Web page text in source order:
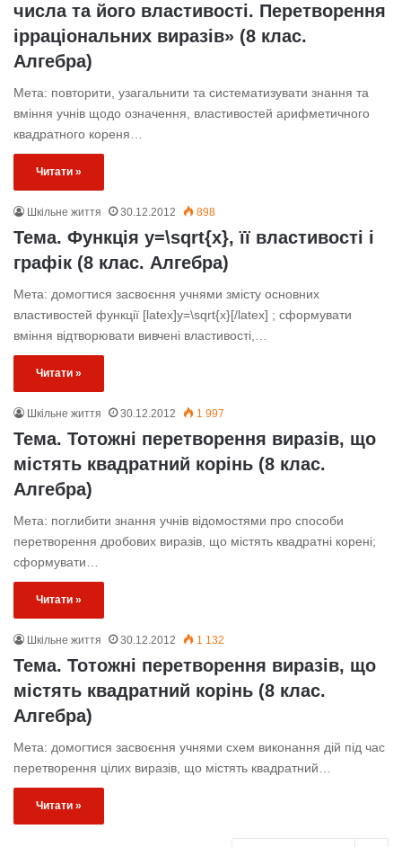
числа та його властивості. Перетворення
ірраціональних виразів» (8 клас.
Алгебра)
Мета: повторити, узагальнити та систематизувати знання та
вміння учнів щодо означення, властивостей арифметичного
квадратного кореня…
Читати »
Шкільне життя 30.12.2012 898
Тема. Функція y=\sqrt{x}, її властивості і
графік (8 клас. Алгебра)
Мета: домогтися засвоєння учнями змісту основних
властивостей функції [latex]y=\sqrt{x}[/latex] ; сформувати
вміння відтворювати вивчені властивості,…
Читати »
Шкільне життя 30.12.2012 1 997
Тема. Тотожні перетворення виразів, що
містять квадратний корінь (8 клас.
Алгебра)
Мета: поглибити знання учнів відомостями про способи
перетворення дробових виразів, що містять квадратні корені;
сформувати…
Читати »
Шкільне життя 30.12.2012 1 132
Тема. Тотожні перетворення виразів, що
містять квадратний корінь (8 клас.
Алгебра)
Мета: домогтися засвоєння учнями схем виконання дій під час
перетворення цілих виразів, що містять квадратний…
Читати »